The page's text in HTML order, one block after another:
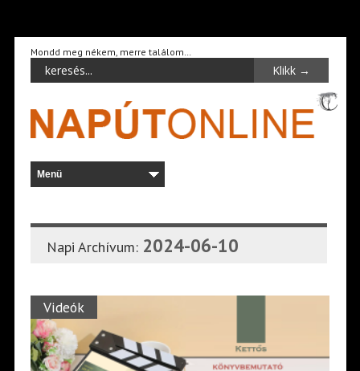
Mondd meg nékem, merre találom…
Napi Archívum: 2024-06-10
Videók